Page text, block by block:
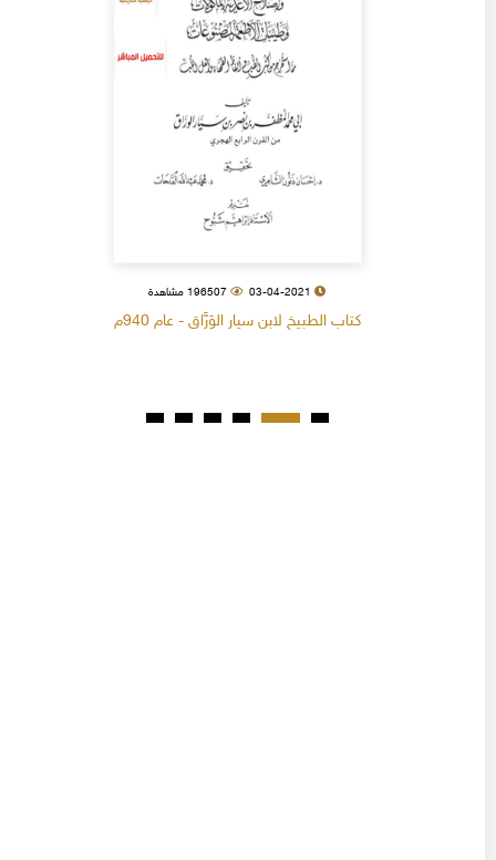
03-04-2021 196507 مشاهدة
كتاب الطبيخ لابن سيار الوَرَّاق - عام 940م